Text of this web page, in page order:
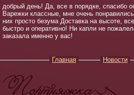
добрый день! Да, все в порядке, спасибо
Варежки классные, мне очень
них просто безума Доставка на высоте,
быстро и оперативно! Ни капли не
заказала именно у вас!
Главная Новости